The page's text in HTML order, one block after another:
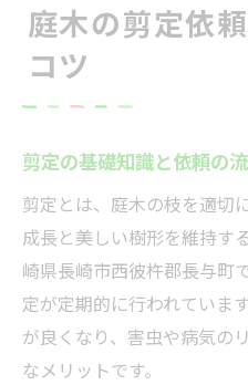
剪定業者選びで押さ
剪定業者の料金体
現地調査や無料見
庭木剪定で重視
ビス
高木や松も安心
高木や松も対応でき
高木剪定で注意し
庭木の剪定依
コツ
剪定の基礎知識と依頼の
剪定とは、庭木の枝を適切
成長と美しい樹形を維持す
崎県長崎市西彼杵郡長与町
定が定期的に行われていま
が良くなり、害虫や病気の
なメリットです。